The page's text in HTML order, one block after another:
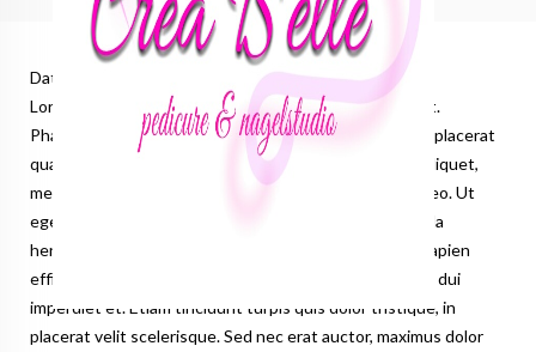
Datum:
Piet
Lorem ipsum dolor sit amet, consectetur adipiscing elit.
Phasellus porttitor eros ut tempus mollis. Curabitur in placerat
quam, sed pretium est. Fusce euismod, odio id lacinia aliquet,
metus odio interdum enim, ut ornare mi arcu sit amet leo. Ut
eget ante quam. Donec commodo nulla vel lacus fringilla
hendrerit. Nunc vel mollis nisl. Aenean eu massa non sapien
efficitur dignissim. In venenatis nisi libero, ac dignissim dui
imperdiet et. Etiam tincidunt turpis quis dolor tristique, in
placerat velit scelerisque. Sed nec erat auctor, maximus dolor